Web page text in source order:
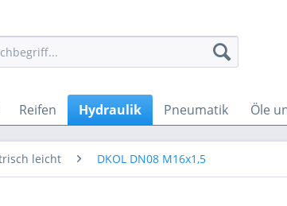
Reifen Hydraulik Pneumatik Öle
leicht DKOL DN08 M16x1,5